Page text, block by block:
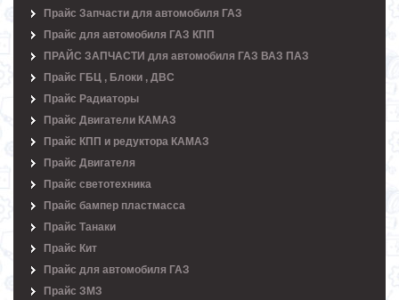
Прайс Запчасти для автомобиля ГАЗ
Прайс для автомобиля ГАЗ КПП
ПРАЙС ЗАПЧАСТИ для автомобиля ГАЗ ВАЗ ПАЗ
Прайс ГБЦ , Блоки , ДВС
Прайс Радиаторы
Прайс Двигатели КАМАЗ
Прайс КПП и редуктора КАМАЗ
Прайс Двигателя
Прайс светотехника
Прайс бампер пластмасса
Прайс Танаки
Прайс Кит
Прайс для автомобиля ГАЗ
Прайс ЗМЗ